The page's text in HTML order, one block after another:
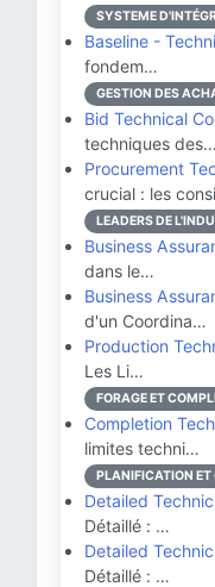
SYSTEME
Baseline -
fondem…
GESTION DES
Bid Technical
techniques des…
Procurement
crucial : les
LEADERS DE
Business
dans le…
Business
d'un Coordina…
Production
Les Li…
FORAGE ET
Completion
limites techni…
PLANIFICATION
Detailed
Détaillé : …
Detailed
Détaillé : …